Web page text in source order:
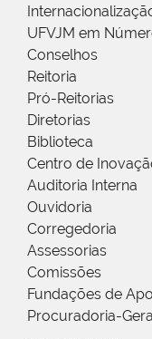
UFVJM em
Conselhos
Reitoria
Pró-Reitorias
Diretorias
Biblioteca
Centro de
Auditoria Interna
Ouvidoria
Corregedoria
Assessorias
Comissões
Fundações de
Procuradoria-